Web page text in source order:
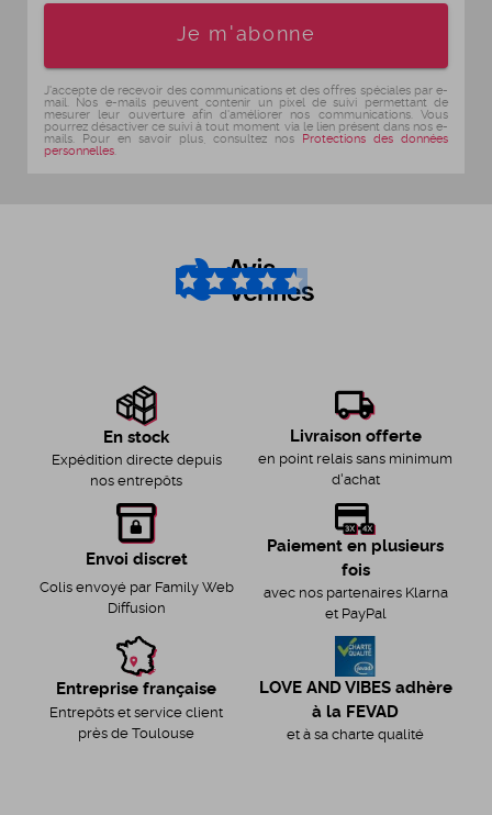
Je m'abonne
J'accepte de recevoir des communications et des offres spéciales par e-
mail. Nos e-mails peuvent contenir un pixel de suivi permettant de
mesurer leur ouverture afin d'améliorer nos communications. Vous
pourrez désactiver ce suivi à tout moment via le lien présent dans nos e-
mails. Pour en savoir plus, consultez nos Protections des données
personnelles
4.6/5
En stock
Expédition directe depuis
nos entrepôts
Livraison offerte
en point relais sans minimum
d'achat
Envoi discret
Colis envoyé par Family Web
Diffusion
Paiement en plusieurs
fois
avec nos partenaires Klarna
et PayPal
Entreprise française
Entrepôts et service client
près de Toulouse
LOVE AND VIBES adhère
à la FEVAD
et à sa charte qualité